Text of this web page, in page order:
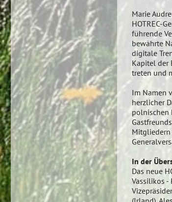
Marie
HOTREC-
führende
bewährte
digitale
Kapitel der
treten und
Im Namen
herzlicher
polnischen
Mitgliedern
In der
Das neue
Vassilikos -